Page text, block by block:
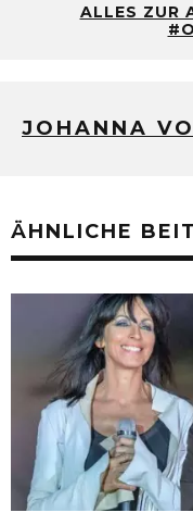
ALLES ZUR
JOHANNA
ÄHNLICHE